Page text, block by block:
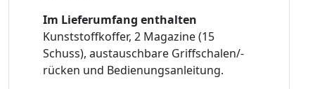
Im Lieferumfang enthalten
Kunststoffkoffer, 2 Magazine (15
Schuss), austauschbare Griffschalen/-
rücken und Bedienungsanleitung.